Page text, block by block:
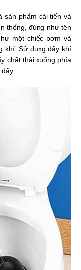
sản phẩm cải tiến và
thống, đúng như tên
một chiếc bơm và
khí. Sử dụng đẩy khí
chất thải xuống phía